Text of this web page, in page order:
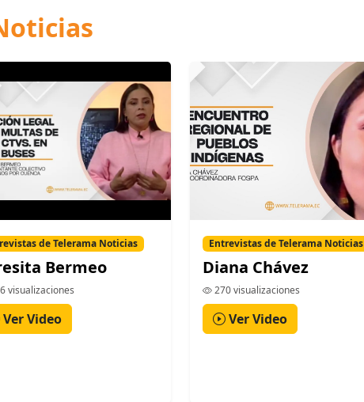
de Telerama Noticias
Bermeo
visualizaciones
Ver Video
Entrevistas de Telerama Noticias
Diana Chávez
270 visualizaciones
Ver Video